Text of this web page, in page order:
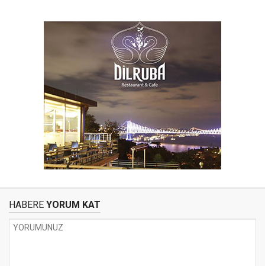
HABERE YORUM KAT